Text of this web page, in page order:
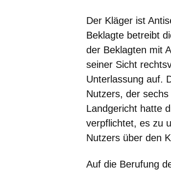
Der Kläger ist
Beklagte betreibt
der Beklagten mit
seiner Sicht
Unterlassung auf.
Nutzers, der
Landgericht hatte
verpflichtet, es zu
Nutzers über den
Auf die Berufung